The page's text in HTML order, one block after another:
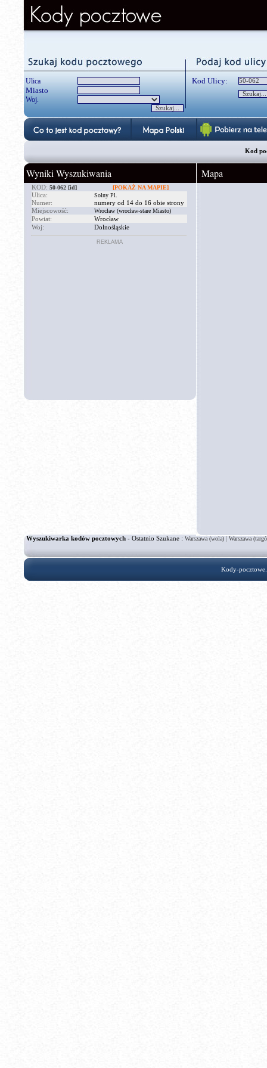
Ulica
Miasto
Woj.
Kod Ulicy:
Kod
Wyniki Wyszukiwania
KOD: 50-062 [id] [POKAŻ NA MAPIE]
Ulica: Solny Pl.
Numer:
numery od 14 do 16 obie strony
Miejscowość:
Wrocław (wrocław-stare Miasto)
Powiat:
Wrocław
Woj:
Dolnośląskie
REKLAMA
Mapa
Wyszukiwarka kodów pocztowych - Ostatnio Szukane : Warszawa (wola)|Warszawa
Kody-